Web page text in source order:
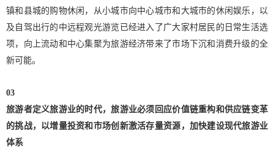
镇和县城的购物休闲，从小城市向中心城市和大城市的休闲娱乐，以
及自驾出行的中远程观光游览已经进入了广大家村居民的日常生活选
项，向上流动和中心集聚为旅游经济带来了市场下沉和消费升级的全
新可能。
03
旅游者定义旅游业的时代，旅游业必须回应价值链重构和供应链变革
的挑战，以增量投资和市场创新激活存量资源，加快建设现代旅游业
体系